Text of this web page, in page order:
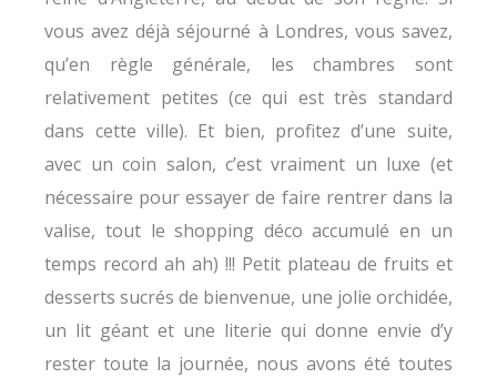
vous avez déjà séjourné à Londres, vous savez,
qu’en règle générale, les chambres sont
relativement petites (ce qui est très standard
dans cette ville). Et bien, profitez d’une suite,
avec un coin salon, c’est vraiment un luxe (et
nécessaire pour essayer de faire rentrer dans la
valise, tout le shopping déco accumulé en un
temps record ah ah) !!! Petit plateau de fruits et
desserts sucrés de bienvenue, une jolie orchidée,
un lit géant et une literie qui donne envie d’y
rester toute la journée, nous avons été toutes